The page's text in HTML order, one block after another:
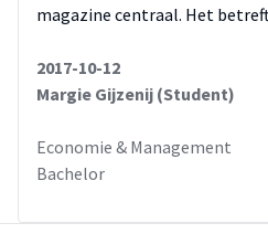
magazine centraal. Het
2017-10-12
Margie Gijzenij (Student)
Economie & Management
Bachelor